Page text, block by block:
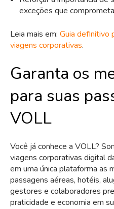
exceções que
Leia mais em: Guia definitivo
viagens corporativas.
Garanta os
para suas
VOLL
Você já conhece a VOLL?
viagens corporativas digital
em uma única plataforma as
passagens aéreas, hotéis,
gestores e colaboradores
praticidade e economia em